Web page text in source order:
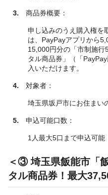
3. 商品券概要：
申し込みのうえ購入権を
は、PayPayアプリから
15,000円分の「市制施
タル商品券」（「
入いただけます。
4. 対象者：
埼玉県坂戸市にお住まい
5. 申込可能口数：
1人最大5口まで申込可能
＜③ 埼玉県飯能市「
タル商品券！最大